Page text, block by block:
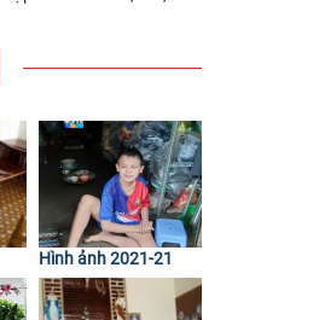
Hình ảnh 2021-21